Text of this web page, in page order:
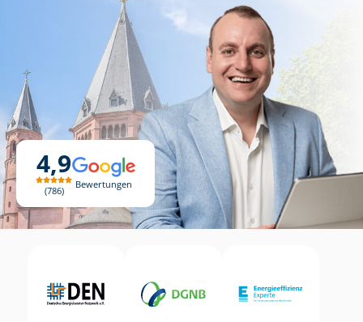
4,9
786
Bewertungen